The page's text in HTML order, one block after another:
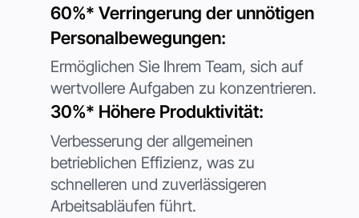
Firmenname *
Nachricht
Mit der Anmeldung erklären Sie sich mit unseren
Datenschutzrichtlinieneinverstanden und geben Ihr
Einverständnis, Updates von unserem Unternehmen zu erhalten.
60%* Verringerung der unnötigen
Personalbewegungen:
Ermöglichen Sie Ihrem Team, sich auf
wertvollere Aufgaben zu konzentrieren.
30%* Höhere Produktivität:
Verbesserung der allgemeinen
betrieblichen Effizienz, was zu
schnelleren und zuverlässigeren
Arbeitsabläufen führt.